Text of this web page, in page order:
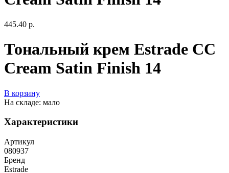
445.40 р.
Тональный крем Estrade CC
Cream Satin Finish 14
В корзину
На складе: мало
Характеристики
Артикул
080937
Бренд
Estrade